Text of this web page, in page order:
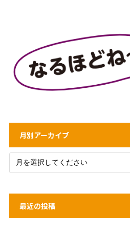
月別アーカイブ
最近の投稿